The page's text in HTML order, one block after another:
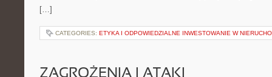
[…]
CATEGORIES: ETYKA I ODPOWIEDZIALNE INWESTOWANIE W
ZAGROŻENIA I ATAKI